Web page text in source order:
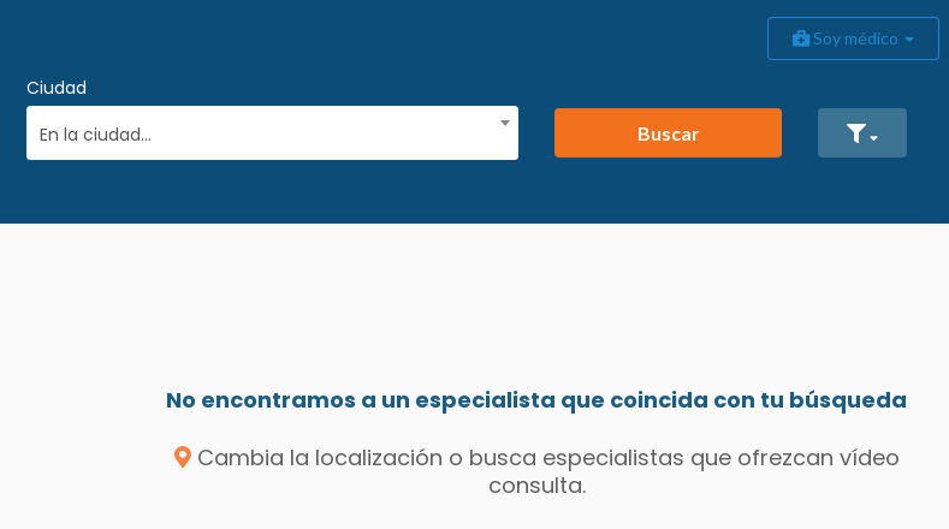
Soy médico
Ciudad
En la ciudad...
Buscar
No encontramos a un especialista que coincida con tu búsqueda
Cambia la localización o busca especialistas que ofrezcan vídeo
consulta.